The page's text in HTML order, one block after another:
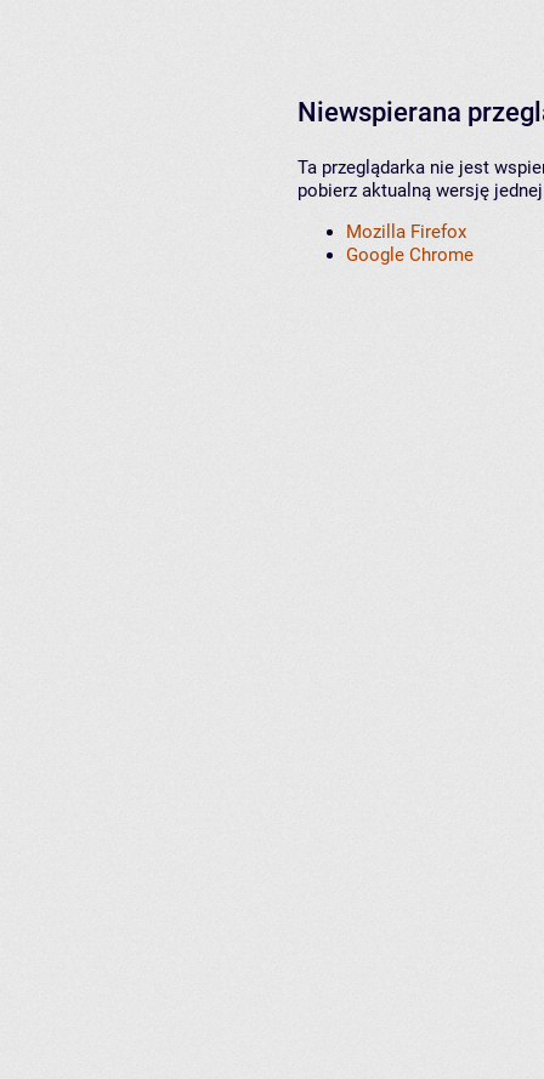
Niewspierana
Ta przeglądarka nie jest
pobierz aktualną wersję
Mozilla Firefox
Google Chrome